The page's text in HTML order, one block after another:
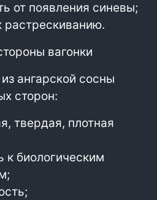
от появления синевы;
растрескиванию.
вагонки
ангарской сосны
сторон:
твердая, плотная
к биологическим